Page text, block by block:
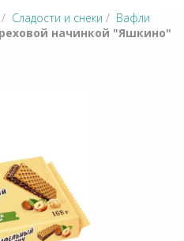
/ Сладости и снеки / Вафли
начинкой "Яшкино"